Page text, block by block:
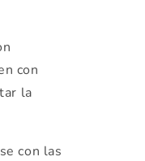
con
la
con las